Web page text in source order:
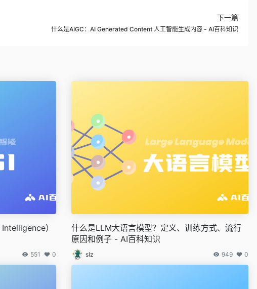
下一篇
什么是AIGC：AI Generated Content 人工智能生成内容 - AI百科知识
）
551 0
什么是LLM大语言模型？定义、训练方式、流行
原因和例子 - AI百科知识
slz 949 0